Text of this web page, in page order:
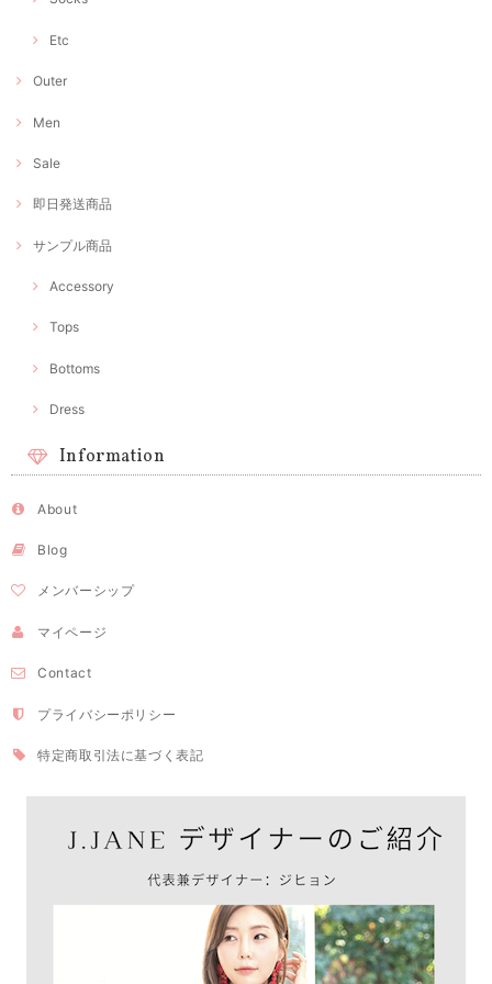
Etc
Outer
Men
Sale
即日発送商品
サンプル商品
Accessory
Tops
Bottoms
Dress
Information
About
Blog
メンバーシップ
マイページ
Contact
プライバシーポリシー
特定商取引法に基づく表記